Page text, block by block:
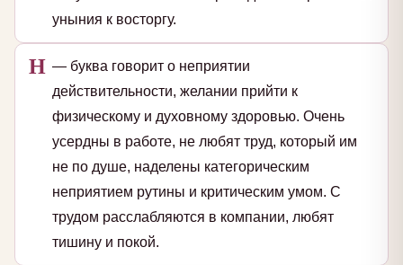
уныния к восторгу.
Н — буква говорит о неприятии
действительности, желании прийти к
физическому и духовному здоровью. Очень
усердны в работе, не любят труд, который им
не по душе, наделены категорическим
неприятием рутины и критическим умом. С
трудом расслабляются в компании, любят
тишину и покой.